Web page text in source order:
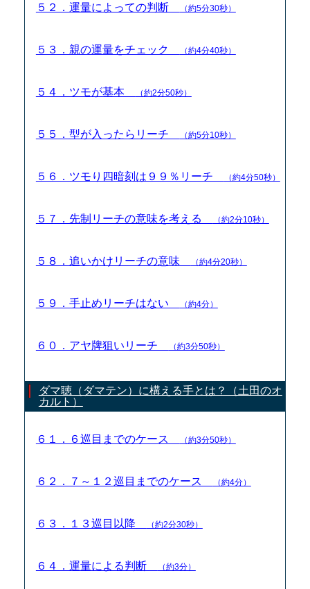
５２．運量によっての判断 （約5分30秒）
５３．親の運量をチェック （約4分40秒）
５４．ツモが基本 （約2分50秒）
５５．型が入ったらリーチ （約5分10秒）
５６．ツモり四暗刻は９９％リーチ （約4分50秒）
５７．先制リーチの意味を考える （約2分10秒）
５８．追いかけリーチの意味 （約4分20秒）
５９．手止めリーチはない （約4分）
６０．アヤ牌狙いリーチ （約3分50秒）
ダマ聴（ダマテン）に構える手とは？（土田のオ
カルト）
６１．６巡目までのケース （約3分50秒）
６２．７～１２巡目までのケース （約4分）
６３．１３巡目以降 （約2分30秒）
６４．運量による判断 （約3分）